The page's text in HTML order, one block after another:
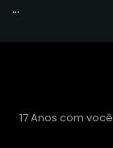
...
17 Anos com